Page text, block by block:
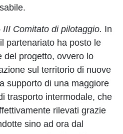
III Comitato di pilotaggio. In
partenariato ha posto le
del progetto, ovvero lo
sul territorio di nuove
supporto di una maggiore
trasporto intermodale, che
rilevati grazie
sino ad ora dal